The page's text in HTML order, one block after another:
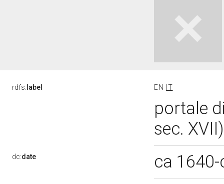
rdfs: label EN IT
portale
sec.
dc:date ca